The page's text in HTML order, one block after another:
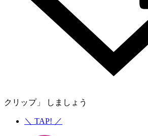
クリップ」 しましょう
＼ TAP! ／